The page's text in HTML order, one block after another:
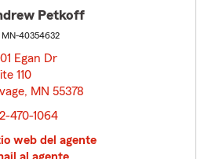
Petkoff
MN-40354632
Egan Dr
110
MN 55378
470-1064
web del agente